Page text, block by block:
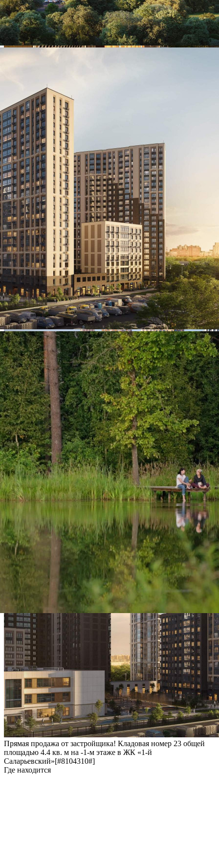
Прямая продажа от застройщика! Кладовая номер 23 общей
площадью 4.4 кв. м на -1-м этаже в ЖК «1-й
Саларьевский»[#8104310#]
Где находится